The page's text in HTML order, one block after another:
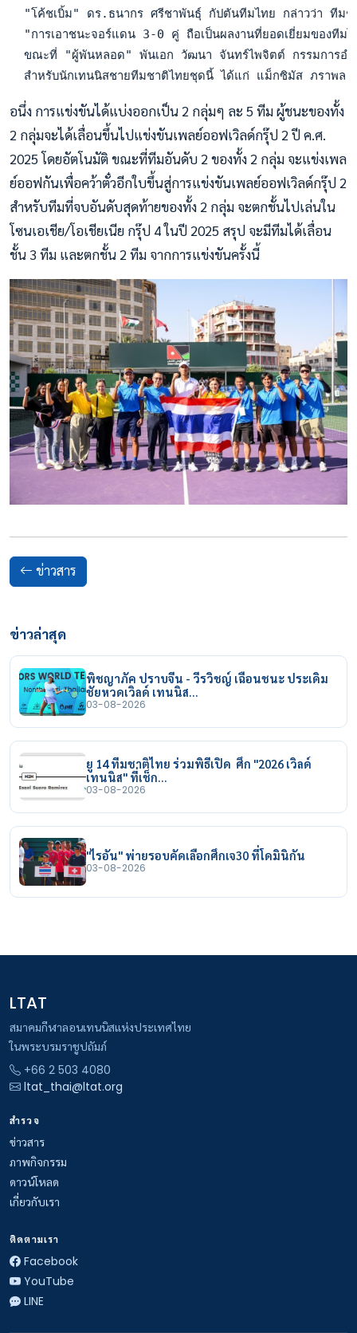
"โค้ชเบิ้ม" ดร.ธนากร ศรีชาพันธุ์ กัปตันทีมไทย กล่าวว่า ทีมช
"การเอาชนะจอร์แดน 3-0 คู่ ถือเป็นผลงานที่ยอดเยี่ยมของ
ขณะที่ "ผู้พันหลอด" พันเอก วัฒนา จันทร์ไพจิตต์ กรรมการอ
สำหรับนักเทนนิสชายทีมชาติไทยชุดนี้ ได้แก่ แม็กซิมัส ภราพล
อนึ่ง การแข่งขันได้แบ่งออกเป็น 2 กลุ่มๆ ละ 5 ทีม ผู้ชนะของทั้ง
2 กลุ่มจะได้เลื่อนขึ้นไปแข่งขันเพลย์ออฟเวิลด์กรุ๊ป 2 ปี ค.ศ.
2025 โดยอัตโนมัติ ขณะที่ทีมอันดับ 2 ของทั้ง 2 กลุ่ม จะแข่งเพล
ย์ออฟกันเพื่อคว้าตั๋วอีกใบขึ้นสู่การแข่งขันเพลย์ออฟเวิลด์กรุ๊ป 2
สำหรับทีมที่จบอันดับสุดท้ายของทั้ง 2 กลุ่ม จะตกชั้นไปเล่นใน
โซนเอเชีย/โอเชียเนีย กรุ๊ป 4 ในปี 2025 สรุป จะมีทีมได้เลื่อน
ชั้น 3 ทีม และตกชั้น 2 ทีม จากการแข่งขันครั้งนี้
ข่าวสาร
ข่าวล่าสุด
พิชญาภัค ปราบจีน - วีรวิชญ์ เฉือนชนะ ประเดิม
ชัยหวดเวิลด์ เทนนิส…
03-08-2026
ยู 14 ทีมชาติไทย ร่วมพิธีเปิด ศึก "2026 เวิลด์
เทนนิส" ที่เช็ก…
03-08-2026
"ไรอัน" พ่ายรอบคัดเลือกศึกเจ30 ที่โดมินิกัน
03-08-2026
LTAT
สมาคมกีฬาลอนเทนนิสแห่งประเทศไทย
ในพระบรมราชูปถัมภ์
+66 2 503 4080
ltat_thai@ltat.org
สำรวจ
ข่าวสาร
ภาพกิจกรรม
ดาวน์โหลด
เกี่ยวกับเรา
ติดตามเรา
Facebook
YouTube
LINE